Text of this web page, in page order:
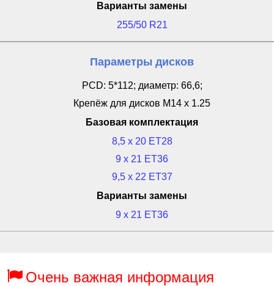
Варианты замены
255/50 R21
Параметры дисков
PCD: 5*112; диаметр: 66,6;
Крепёж для дисков M14 x 1.25
Базовая комплектация
8,5 x 20 ET28
9 x 21 ET36
9,5 x 22 ET37
Варианты замены
9 x 21 ET36
Очень важная информация